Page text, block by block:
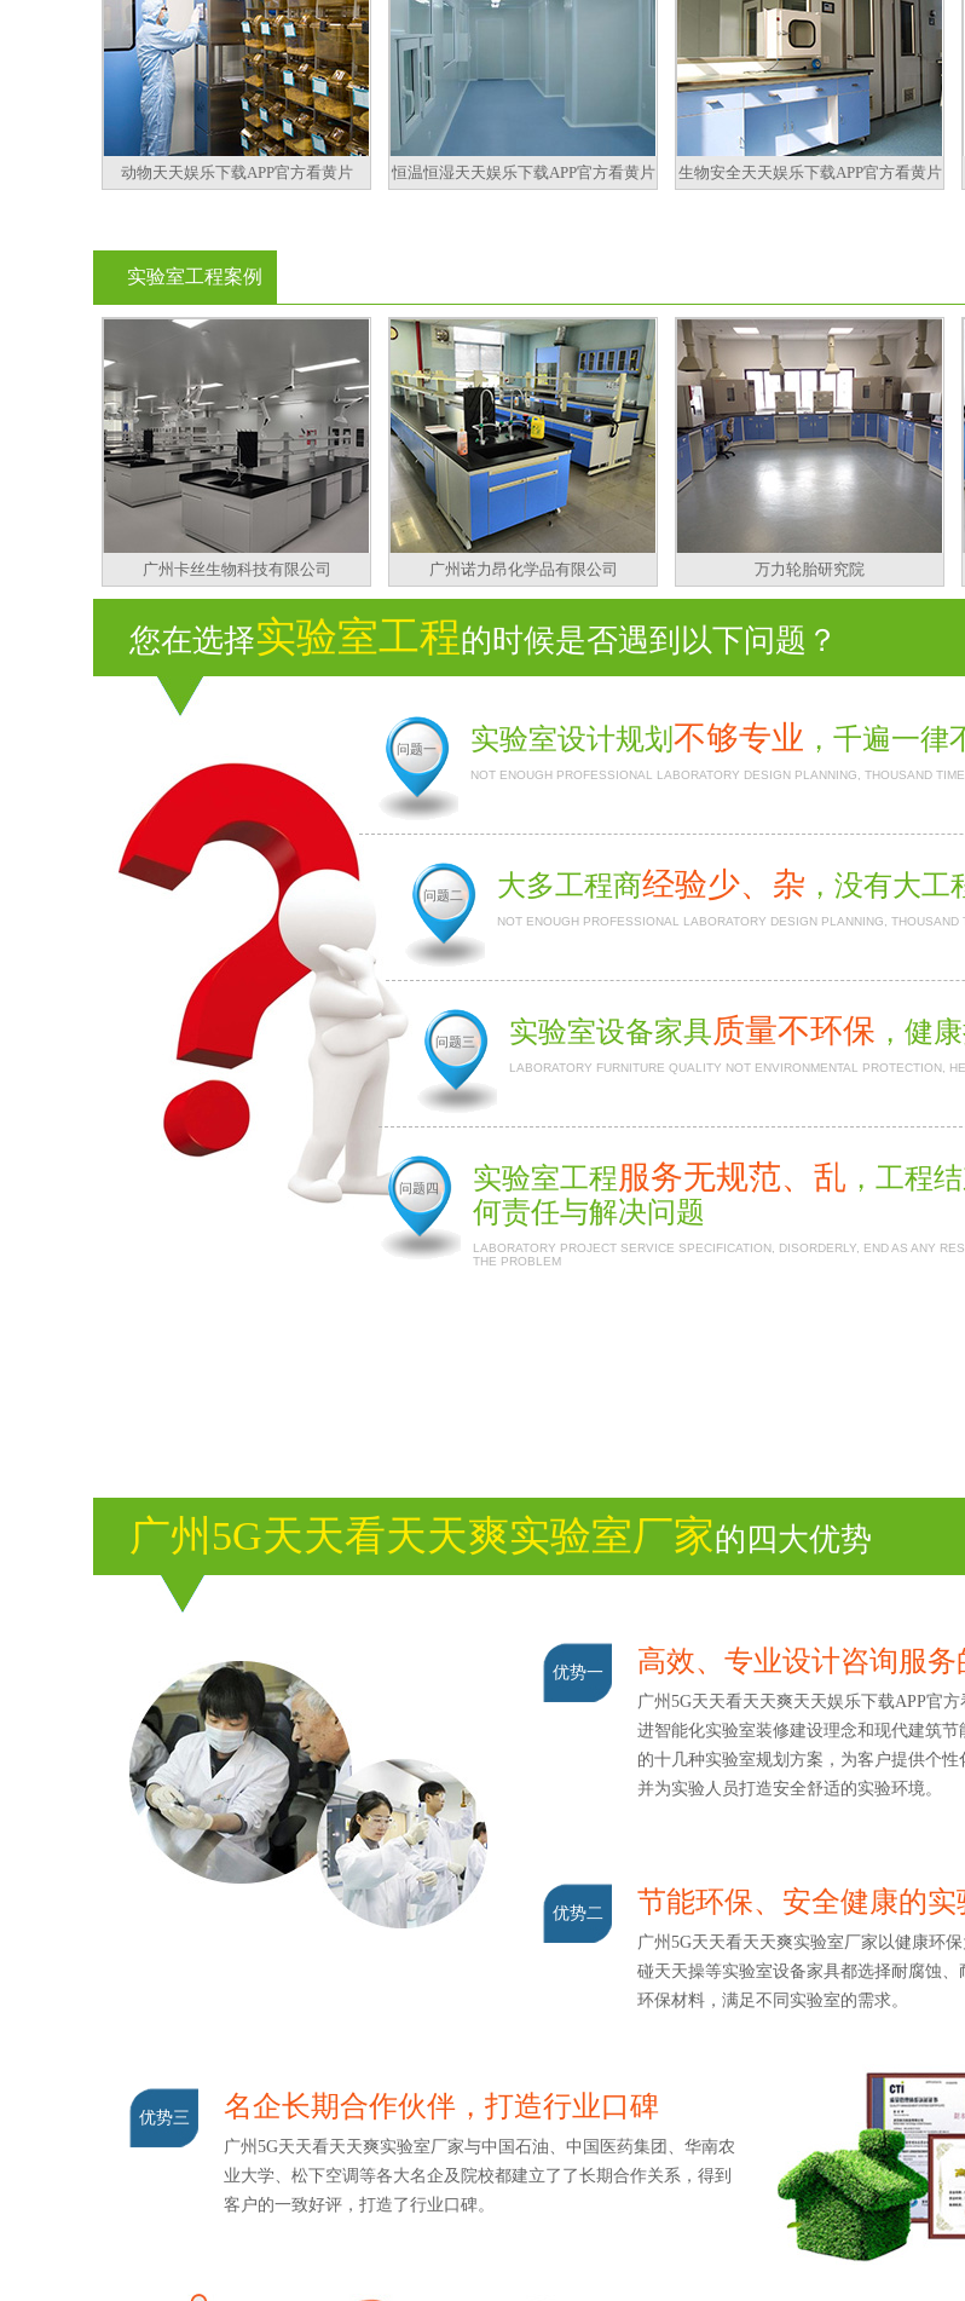
动物天天娱乐下载APP官方看黄片 恒温恒湿天天娱乐下载APP官方看黄片 生物安全天天娱乐下载APP官方看黄片
实验室工程案例
广州卡丝生物科技有限公司 广州诺力昂化学品有限公司 万力轮胎研究院
您在选择实验室工程的时候是否遇到以下问题？
问题一 实验室设计规划 不够专业 ，千遍一
NOT ENOUGH PROFESSIONAL LABORATORY DESIGN PLANNING, THOUSAND
问题二 大多工程商经验少、杂 ，没有
NOT ENOUGH PROFESSIONAL LABORATORY DESIGN PLANNING,
问题三 实验室设备家具质量不环保 ，健
LABORATORY FURNITURE QUALITY NOT ENVIRONMENTAL PROTECTION,
问题四 实验室工程服务无规范、乱 ，工
何责任与解决问题
LABORATORY PROJECT SERVICE SPECIFICATION, DISORDERLY, END AS ANY
THE PROBLEM
广州5G天天看天天爽实验室厂家的四大优势
优势一 高效、专业设计咨询服
广州5G天天看天天爽天天娱乐下载APP官
进智能化实验室装修建设理念和现代建筑节能
的十几种实验室规划方案，为客户提供个性化
并为实验人员打造安全舒适的实验环境。
优势二 节能环保、安全健康的
广州5G天天看天天爽实验室厂家以健康环保为
碰天天操等实验室设备家具都选择耐腐蚀、耐磨
环保材料，满足不同实验室的需求。
优势三 名企长期合作伙伴，打造行业口碑
广州5G天天看天天爽实验室厂家与中国石油、中国医药集团、华南农
业大学、松下空调等各大名企及院校都建立了了长期合作关系，得到
客户的一致好评，打造了行业口碑。